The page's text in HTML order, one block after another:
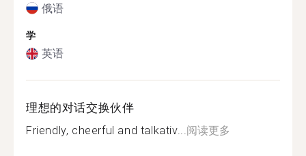
俄语
学
英语
理想的对话交换伙伴
Friendly, cheerful and talkativ...阅读更多